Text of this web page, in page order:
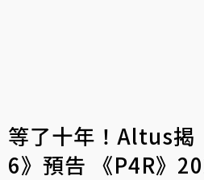
等了十年！Altus揭
6》預告 《P4R》